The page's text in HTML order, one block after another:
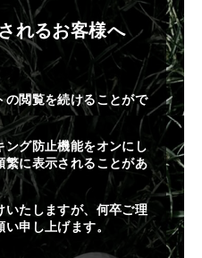
れるお客様へ
の閲覧を続けることがで
ング防止機能をオンにし
繁に表示されることがあ
いたしますが、何卒ご理
い申し上げます。